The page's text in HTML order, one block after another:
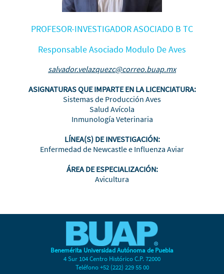
PROFESOR-INVESTIGADOR ASOCIADO B TC
Responsable Asociado Modulo De Aves
salvador.velazquezc@correo.buap.mx
ASIGNATURAS QUE IMPARTE EN LA LICENCIATURA:
Sistemas de Producción Aves
Salud Avícola
Inmunología Veterinaria
LÍNEA(S) DE INVESTIGACIÓN:
Enfermedad de Newcastle e Influenza Aviar
ÁREA DE ESPECIALIZACIÓN:
Avicultura
Benemérita Universidad Autónoma de Puebla
4 Sur 104 Centro Histórico C.P. 72000
Teléfono +52 (222) 229 55 00